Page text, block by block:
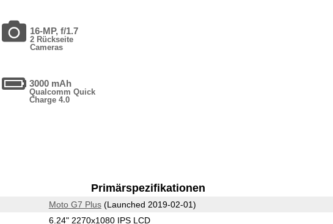
16-MP, f/1.7
2 Rückseite
Cameras
3000 mAh
Qualcomm Quick
Charge 4.0
Primärspezifikationen
Moto G7 Plus(Launched 2019-02-01)
6.24" 2270x1080 IPS LCD